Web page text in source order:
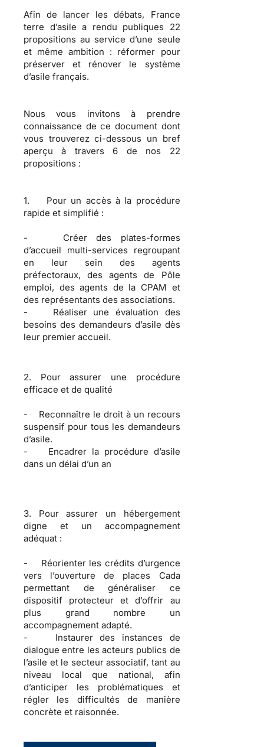
Afin de lancer les débats, France
terre d’asile a rendu publiques 22
propositions au service d’une seule
et même ambition : réformer pour
préserver et rénover le système
d’asile français.
Nous vous invitons à prendre
connaissance de ce document dont
vous trouverez ci-dessous un bref
aperçu à travers 6 de nos 22
propositions :
1. Pour un accès à la procédure
rapide et simplifié :
- Créer des plates-formes
d’accueil multi-services regroupant
en leur sein des agents
préfectoraux, des agents de Pôle
emploi, des agents de la CPAM et
des représentants des associations.
- Réaliser une évaluation des
besoins des demandeurs d’asile dès
leur premier accueil.
2. Pour assurer une procédure
efficace et de qualité
- Reconnaître le droit à un recours
suspensif pour tous les demandeurs
d’asile.
- Encadrer la procédure d’asile
dans un délai d’un an
3. Pour assurer un hébergement
digne et un accompagnement
adéquat :
- Réorienter les crédits d’urgence
vers l’ouverture de places Cada
permettant de généraliser ce
dispositif protecteur et d’offrir au
plus grand nombre un
accompagnement adapté.
- Instaurer des instances de
dialogue entre les acteurs publics de
l’asile et le secteur associatif, tant au
niveau local que national, afin
d’anticiper les problématiques et
régler les difficultés de manière
concrète et raisonnée.